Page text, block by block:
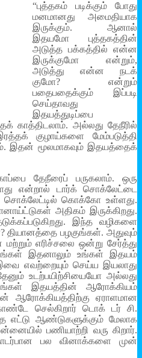
“புத்தகம் படிக்கும் போது
மனமானது அமைதியாக
இருக்கும். ஆனால்
இதயமோ புத்தகத்தின்
அடுத்த பக்கத்தில் என்ன
இருக்குமோ என்றும்,
அடுத்து என்ன நடக்
குமோ? என்றும்
பதைபதைக்கும் இப்படி
செய்தாவது
இதயத்துடிப்பை
காத்திடலாம். அல்லது தேநீரில்
குழாய்களை மேம்படுத்தி
இதன் மூலமாகவும் இதயத்தைக்
தேநீரைப் பருகலாம். ஒரு
என்றால் டார்க் சொக்லேட்டை
சொக்லேட்டில் கொக்கோ உள்ளது.
அதிகம் இருக்கிறது.
இந்த வழிகளை
தியானத்தை பழகுங்கள். அதுவும்
எரிச்சலை ஒன்று சேர்த்து
இதனாலும் உங்கள் இதயம்
இவை எவற்றையும் செய்ய இயலாது
உடற்பயிற்சியையோ அல்லது
இதயத்தின் ஆரோக்கியம்
ஆரோக்கியத்திற்கு ஏராளமான
செல்கிறார் டொக் டர் சி.
எட்டு ஆண்டுகளுக்கும் மேலாக
பணியாற்றி வரு கிறார்.
பல வினாக்களை முன்